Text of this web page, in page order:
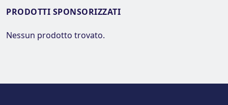
PRODOTTI SPONSORIZZATI
Nessun prodotto trovato.